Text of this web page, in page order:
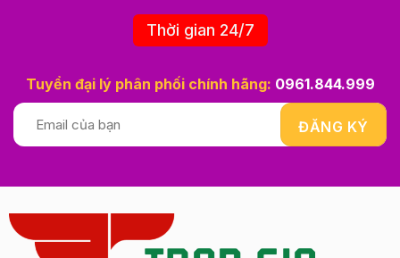
Không tiếp xúc với nguồn lửa có thể gây cháy.
Tránh xa tầm tay trẻ em.
———————————–
– 100% Chính hãng, được ủy quyền phân phối trực
– Hỗ trợ tư vấn giải đáp thắc mắc 24/24
———————————
Thời gian 24/7
Tuyển đại lý phân phối chính hãng: 0961.844.999